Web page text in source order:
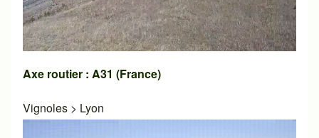
Axe routier : A31 (France)
Vignoles > Lyon